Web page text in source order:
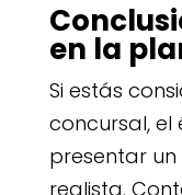
en la
Si estás
concursal,
presentar
realista.